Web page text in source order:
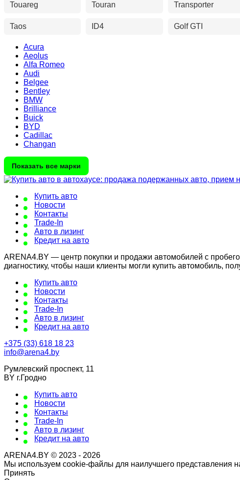
Touareg Touran Transporter
Taos ID4 Golf GTI
Acura
Aeolus
Alfa Romeo
Audi
Belgee
Bentley
BMW
Brilliance
Buick
BYD
Cadillac
Changan
Показать все марки
Купить авто
Новости
Контакты
Trade-In
Авто в лизинг
Кредит на авто
ARENA4.BY — центр покупки и продажи автомобилей с
диагностику, чтобы наши клиенты могли купить автомобиль,
Купить авто
Новости
Контакты
Trade-In
Авто в лизинг
Кредит на авто
+375 (33) 618 18 23
info@arena4.by
Румлевский проспект, 11
BY г.Гродно
Купить авто
Новости
Контакты
Trade-In
Авто в лизинг
Кредит на авто
ARENA4.BY © 2023 - 2026
Мы используем cookie-файлы для наилучшего представления
Принять